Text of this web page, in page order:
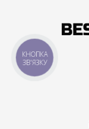
КНОПКА
ЗВ'ЯЗКУ